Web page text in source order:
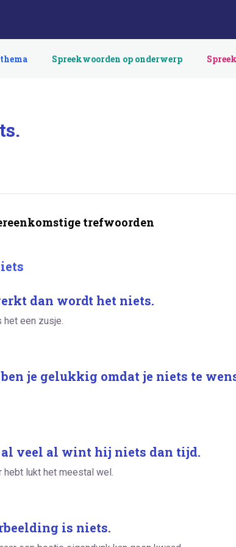
Spreekwoorden op onderwerp
trefwoorden
dan wordt het niets.
een zusje.
je gelukkig omdat je niets te
veel al wint hij niets dan tijd.
lukt het meestal wel.
is niets.